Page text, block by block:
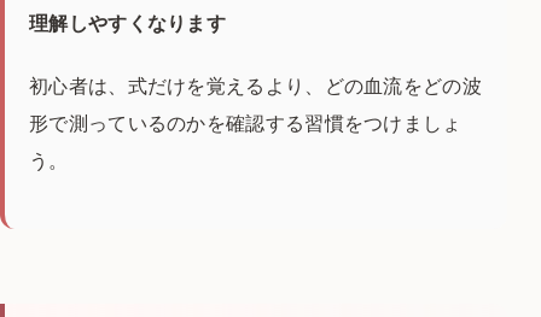
理解しやすくなります
初心者は、式だけを覚えるより、どの血流をどの波
形で測っているのかを確認する習慣をつけましょ
う。